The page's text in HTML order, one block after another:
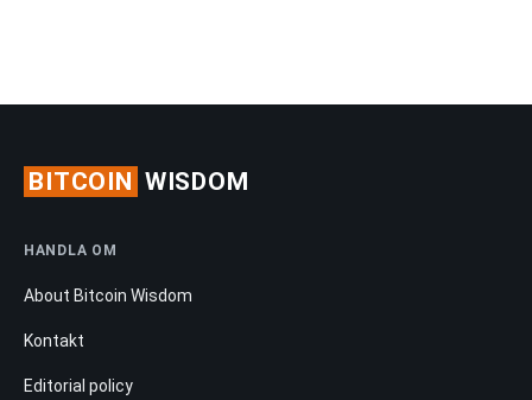
BITCOIN WISDOM
HANDLA OM
About Bitcoin Wisdom
Kontakt
Editorial policy